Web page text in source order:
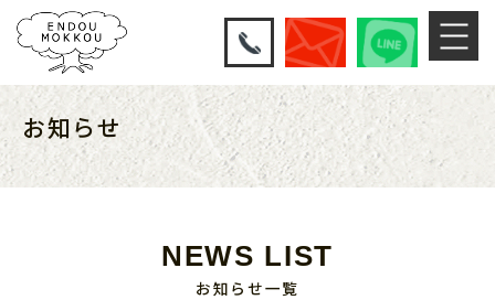
お知らせ
NEWS LIST
お知らせ一覧